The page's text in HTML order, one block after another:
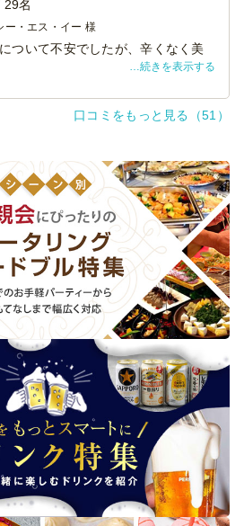
名
ー・エス・イー 様
ついて不安でしたが、辛くなく美
でいいと思いました。
続きを表示する
口コミをもっと見る（51）